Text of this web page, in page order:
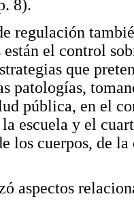
8).
regulación
están el control
que
patologías,
pública, en el
escuela y el
los cuerpos, de
aspectos